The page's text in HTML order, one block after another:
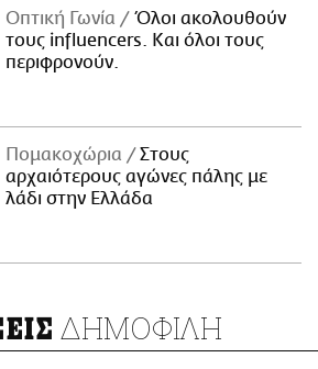
Οπτική Γωνία
Όλοι ακολουθούν
τους influencers. Και όλοι τους
περιφρονούν.
Πομακοχώρια
Στους
αρχαιότερους αγώνες πάλης με
λάδι στην Ελλάδα
ΔΗΜΟΦΙΛΗ